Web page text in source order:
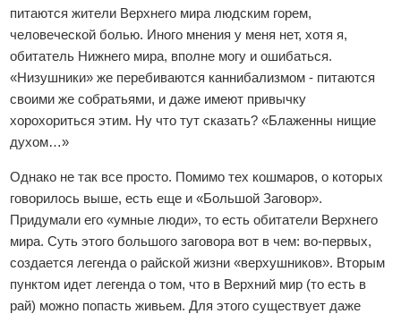
питаются жители Верхнего мира людским горем,
человеческой болью. Иного мнения у меня нет, хотя я,
обитатель Нижнего мира, вполне могу и ошибаться.
«Низушники» же перебиваются каннибализмом - питаются
своими же собратьями, и даже имеют привычку
хорохориться этим. Ну что тут сказать? «Блаженны нищие
духом…»
Однако не так все просто. Помимо тех кошмаров, о которых
говорилось выше, есть еще и «Большой Заговор».
Придумали его «умные люди», то есть обитатели Верхнего
мира. Суть этого большого заговора вот в чем: во-первых,
создается легенда о райской жизни «верхушников». Вторым
пунктом идет легенда о том, что в Верхний мир (то есть в
рай) можно попасть живьем. Для этого существует даже